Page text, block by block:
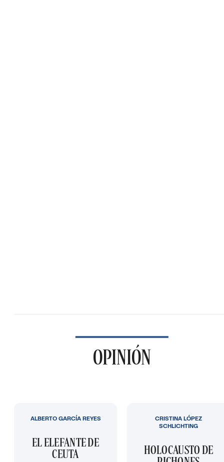
OPINIÓN
EL ELEFANTE DE
CEUTA
ALBERTO GARCÍA REYES
HOLOCAUSTO DE
CRISTINA LÓPEZ
SCHLICHTING